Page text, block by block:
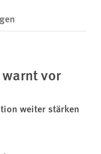
vor
weiter stärken